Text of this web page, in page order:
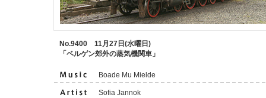
No.9400 11月27日(水曜日)
「ベルゲン郊外の蒸気機関車」
Boade Mu Mielde
Sofia Jannok